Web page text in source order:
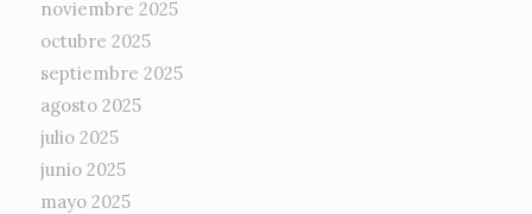
noviembre 2025
octubre 2025
septiembre 2025
agosto 2025
julio 2025
junio 2025
mayo 2025